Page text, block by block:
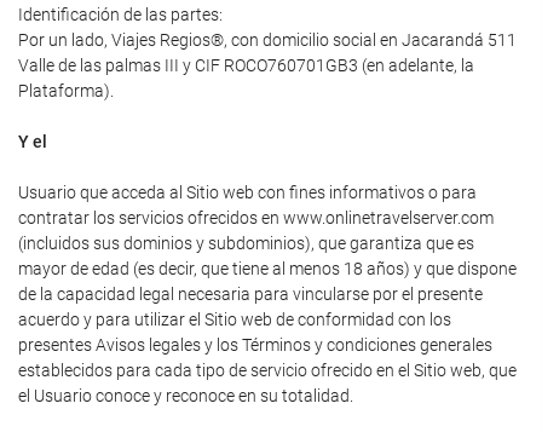
Identificación de las partes:
Por un lado, Viajes Regios®, con domicilio social en Jacarandá 511
Valle de las palmas III y CIF ROCO760701GB3 (en adelante, la
Plataforma).
Y el
Usuario que acceda al Sitio web con fines informativos o para
contratar los servicios ofrecidos en www.onlinetravelserver.com
(incluidos sus dominios y subdominios), que garantiza que es
mayor de edad (es decir, que tiene al menos 18 años) y que dispone
de la capacidad legal necesaria para vincularse por el presente
acuerdo y para utilizar el Sitio web de conformidad con los
presentes Avisos legales y los Términos y condiciones generales
establecidos para cada tipo de servicio ofrecido en el Sitio web, que
el Usuario conoce y reconoce en su totalidad.